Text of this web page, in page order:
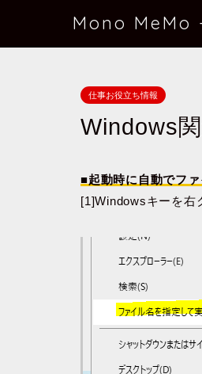
Mono MeMo
仕事お役立ち情報
Windows
■起動時に自動でフ
[1]Windowsキーを右